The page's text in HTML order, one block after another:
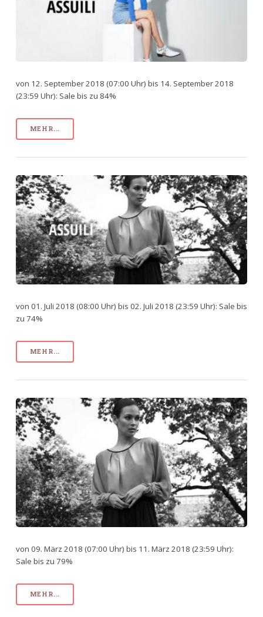
von 12. September 2018 (07:00 Uhr) bis 14. September 2018
(23:59 Uhr): Sale bis zu 84%
MEHR...
von 01. Juli 2018 (08:00 Uhr) bis 02. Juli 2018 (23:59 Uhr): Sale bis
zu 74%
MEHR...
von 09. März 2018 (07:00 Uhr) bis 11. März 2018 (23:59 Uhr):
Sale bis zu 79%
MEHR...